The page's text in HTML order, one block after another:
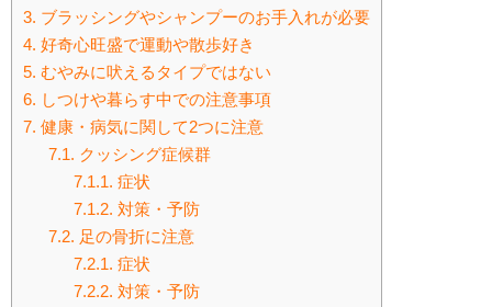
3. ブラッシングやシャンプーのお手入れが必要
4. 好奇心旺盛で運動や散歩好き
5. むやみに吠えるタイプではない
6. しつけや暮らす中での注意事項
7. 健康・病気に関して2つに注意
7.1. クッシング症候群
7.1.1. 症状
7.1.2. 対策・予防
7.2. 足の骨折に注意
7.2.1. 症状
7.2.2. 対策・予防